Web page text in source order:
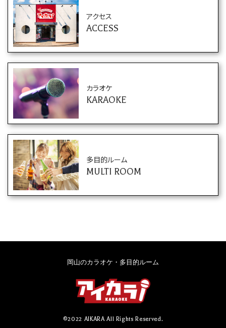
アクセス
ACCESS
カラオケ
KARAOKE
多目的ルーム
MULTI ROOM
岡山のカラオケ・多目的ルーム
©2022 AIKARA All Rights Reserved.